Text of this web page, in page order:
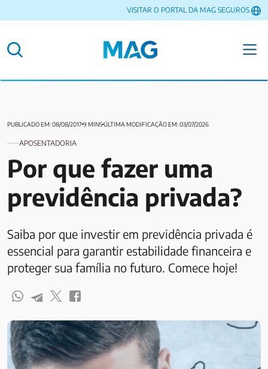
VISITAR O PORTAL DA MAG SEGUROS
PUBLICADO EM: 08/08/20179 MINSÚLTIMA MODIFICAÇÃO EM: 03/07/2026
APOSENTADORIA
Por que fazer uma
previdência privada?
Saiba por que investir em previdência privada é
essencial para garantir estabilidade financeira e
proteger sua família no futuro. Comece hoje!